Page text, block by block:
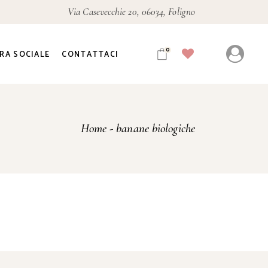
Via Casevecchie 20, 06034, Foligno
SOCIALE CONTATTACI 0
Home banane biologiche